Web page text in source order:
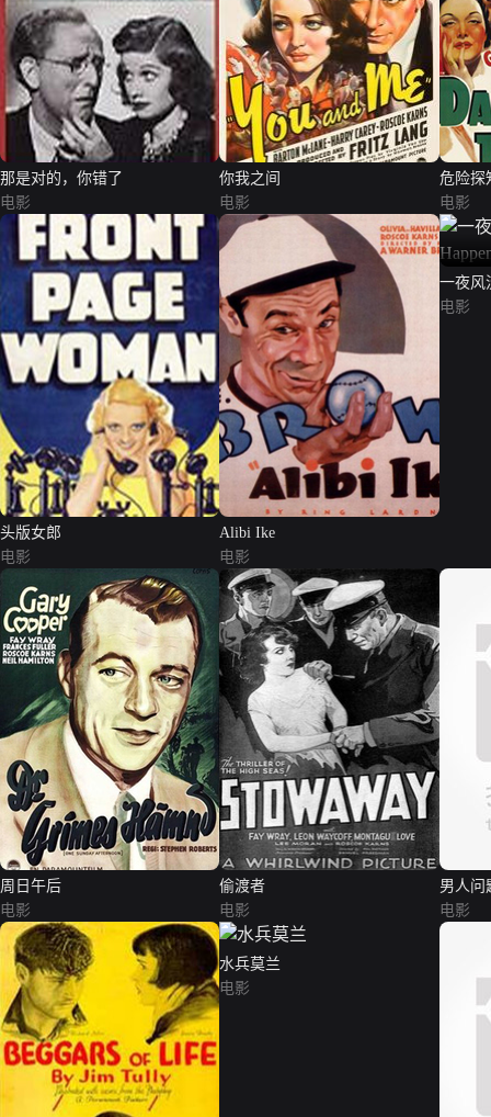
那是对的，你错了
电影
你我之间
电影
危险探
电影
头版女郎
电影
Alibi Ike
电影
一夜风
Night）
电影
周日午后
电影
偷渡者
电影
男人问
电影
水兵莫兰
电影